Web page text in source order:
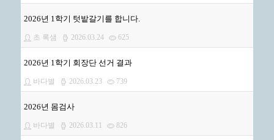
2026년 1학기 텃밭갈기를 합니다.
초 록샘 2026.03.24 625
2026년 1학기 회장단 선거 결과
바다별 2026.03.23 739
2026년 몸검사
바다별 2026.03.11 826